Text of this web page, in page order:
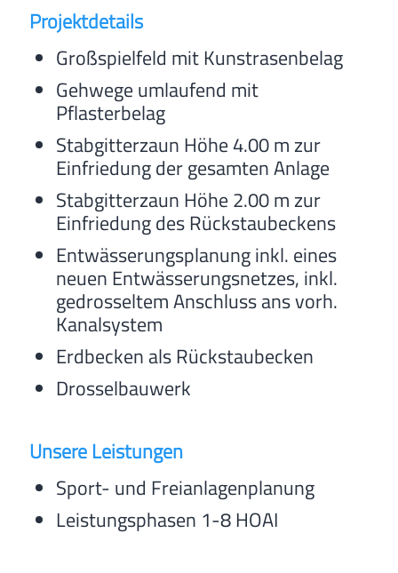
Projektdetails
Großspielfeld mit Kunstrasenbelag
Gehwege umlaufend mit
Pflasterbelag
Stabgitterzaun Höhe 4.00 m zur
Einfriedung der gesamten Anlage
Stabgitterzaun Höhe 2.00 m zur
Einfriedung des Rückstaubeckens
Entwässerungsplanung inkl. eines
neuen Entwässerungsnetzes, inkl.
gedrosseltem Anschluss ans vorh.
Kanalsystem
Erdbecken als Rückstaubecken
Drosselbauwerk
Unsere Leistungen
Sport- und Freianlagenplanung
Leistungsphasen 1-8 HOAI